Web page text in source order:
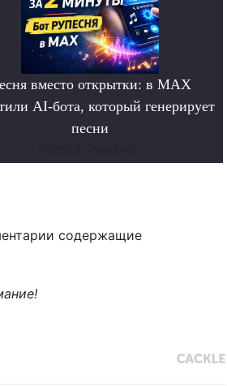
вместо открытки: в MAX
AI-бота, который генерирует
песни
содержащие